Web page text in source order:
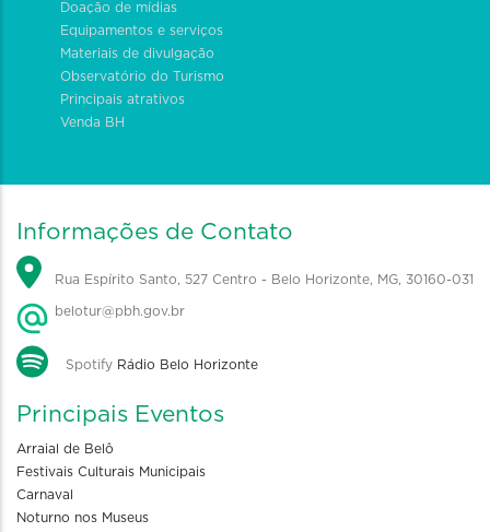
Doação de mídias
Equipamentos e serviços
Materiais de divulgação
Observatório do Turismo
Principais atrativos
Venda BH
Informações de Contato
Rua Espírito Santo, 527 Centro - Belo Horizonte, MG, 30160-031
belotur@pbh.gov.br
Spotify Rádio Belo Horizonte
Principais Eventos
Arraial de Belô
Festivais Culturais Municipais
Carnaval
Noturno nos Museus